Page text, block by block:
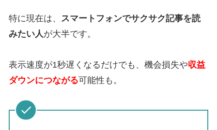
特に現在は、
スマートフォンでサクサク記事を読
みたい人 が大半です。
表示速度が1秒遅くなるだけでも、機会損失や収益
ダウンにつながる可能性も。